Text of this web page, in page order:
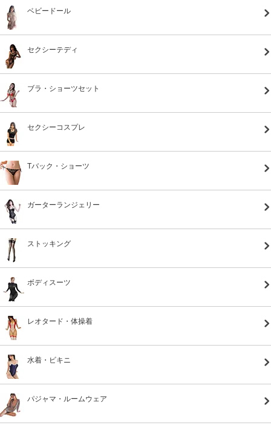
ベビードール
セクシーテディ
ブラ・ショーツセット
セクシーコスプレ
Tバック・ショーツ
ガーターランジェリー
ストッキング
ボディスーツ
レオタード・体操着
水着・ビキニ
パジャマ・ルームウェア